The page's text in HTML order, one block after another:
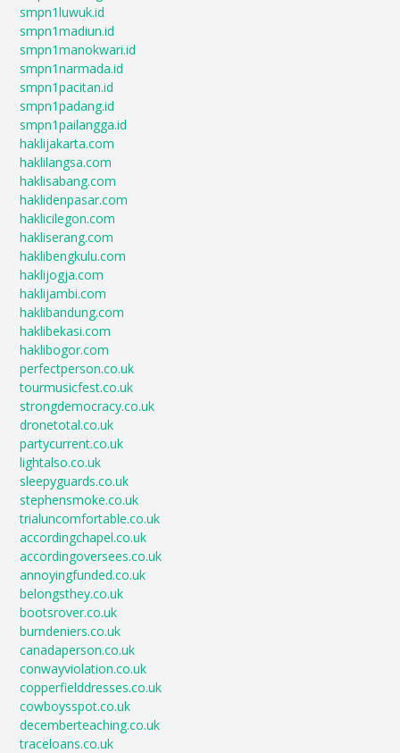
smpn1luwuk.id
smpn1madiun.id
smpn1manokwari.id
smpn1narmada.id
smpn1pacitan.id
smpn1padang.id
smpn1pailangga.id
haklijakarta.com
haklilangsa.com
haklisabang.com
haklidenpasar.com
haklicilegon.com
hakliserang.com
haklibengkulu.com
haklijogja.com
haklijambi.com
haklibandung.com
haklibekasi.com
haklibogor.com
perfectperson.co.uk
tourmusicfest.co.uk
strongdemocracy.co.uk
dronetotal.co.uk
partycurrent.co.uk
lightalso.co.uk
sleepyguards.co.uk
stephensmoke.co.uk
trialuncomfortable.co.uk
accordingchapel.co.uk
accordingoversees.co.uk
annoyingfunded.co.uk
belongsthey.co.uk
bootsrover.co.uk
burndeniers.co.uk
canadaperson.co.uk
conwayviolation.co.uk
copperfielddresses.co.uk
cowboysspot.co.uk
decemberteaching.co.uk
traceloans.co.uk